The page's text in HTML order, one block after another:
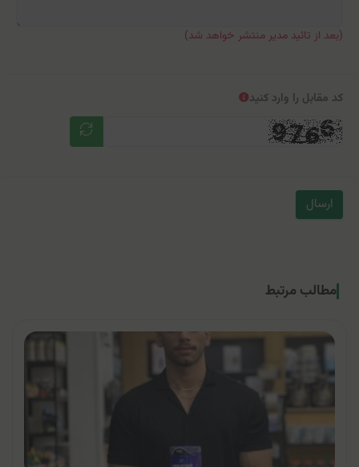
(بعد از تائید مدیر منتشر خواهد شد)
کد مقابل را وارد کنید
ارسال
مطالب مرتبط